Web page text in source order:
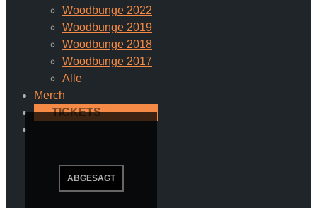
Woodbunge 2022
Woodbunge 2019
Woodbunge 2018
Woodbunge 2017
Alle
Merch
TICKETS